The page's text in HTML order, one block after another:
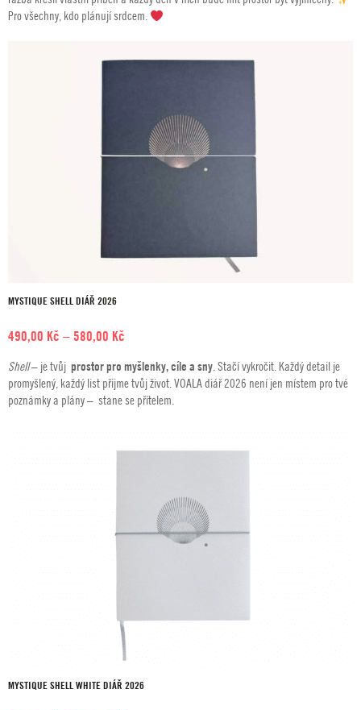
Pro všechny, kdo plánují srdcem.
MYSTIQUE SHELL DIÁŘ 2026
490,00 Kč –580,00 Kč
490,00 Kč
až
580,00 Kč
Shell– je tvůj prostor pro myšlenky, cíle a sny . Stačí vykročit. Každý detail je
promyšlený, každý list přijme tvůj život. VOALA diář 2026 není jen místem pro tvé
poznámky a plány – stane se přítelem.
MYSTIQUE SHELL WHITE DIÁŘ 2026